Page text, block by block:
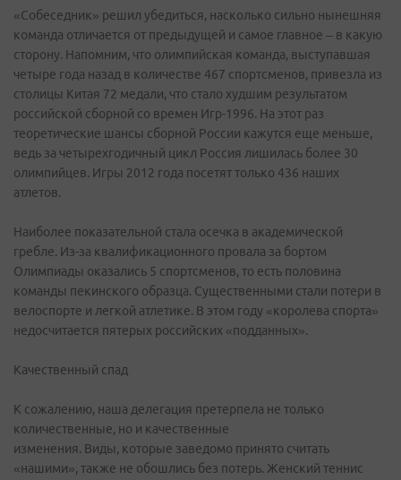
«Собеседник» решил убедиться, насколько сильно нынешняя
команда отличается от предыдущей и самое главное – в какую
сторону. Напомним, что олимпийская команда, выступавшая
четыре года назад в количестве 467 спортсменов, привезла из
столицы Китая 72 медали, что стало худшим результатом
российской сборной со времен Игр-1996. На этот раз
теоретические шансы сборной России кажутся еще меньше,
ведь за четырехгодичный цикл Россия лишилась более 30
олимпийцев. Игры 2012 года посетят только 436 наших
атлетов.
Наиболее показательной стала осечка в академической
гребле. Из-за квалификационного провала за бортом
Олимпиады оказались 5 спортсменов, то есть половина
команды пекинского образца. Существенными стали потери в
велоспорте и легкой атлетике. В этом году «королева спорта»
недосчитается пятерых российских «подданных».
Качественный спад
К сожалению, наша делегация претерпела не только
количественные, но и качественные
изменения. Виды, которые заведомо принято считать
«нашими», также не обошлись без потерь. Женский теннис